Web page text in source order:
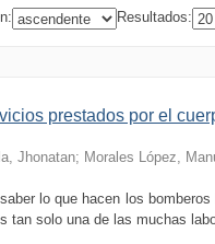
Resultados:
prestados por el
Jhonatan; Morales López,
lo que hacen los
tan solo una de las muchas